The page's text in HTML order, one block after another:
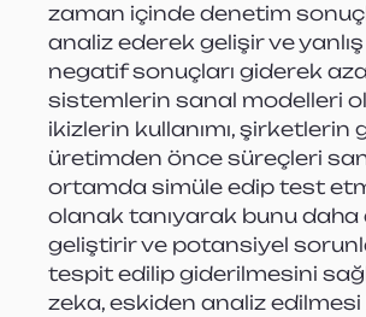
zaman içinde denetim
analiz ederek gelişir ve
negatif sonuçları giderek
sistemlerin sanal modelleri
ikizlerin kullanımı, şirketlerin
üretimden önce süreçleri
ortamda simüle edip test
olanak tanıyarak bunu daha
geliştirir ve potansiyel
tespit edilip giderilmesini
zeka, eskiden analiz